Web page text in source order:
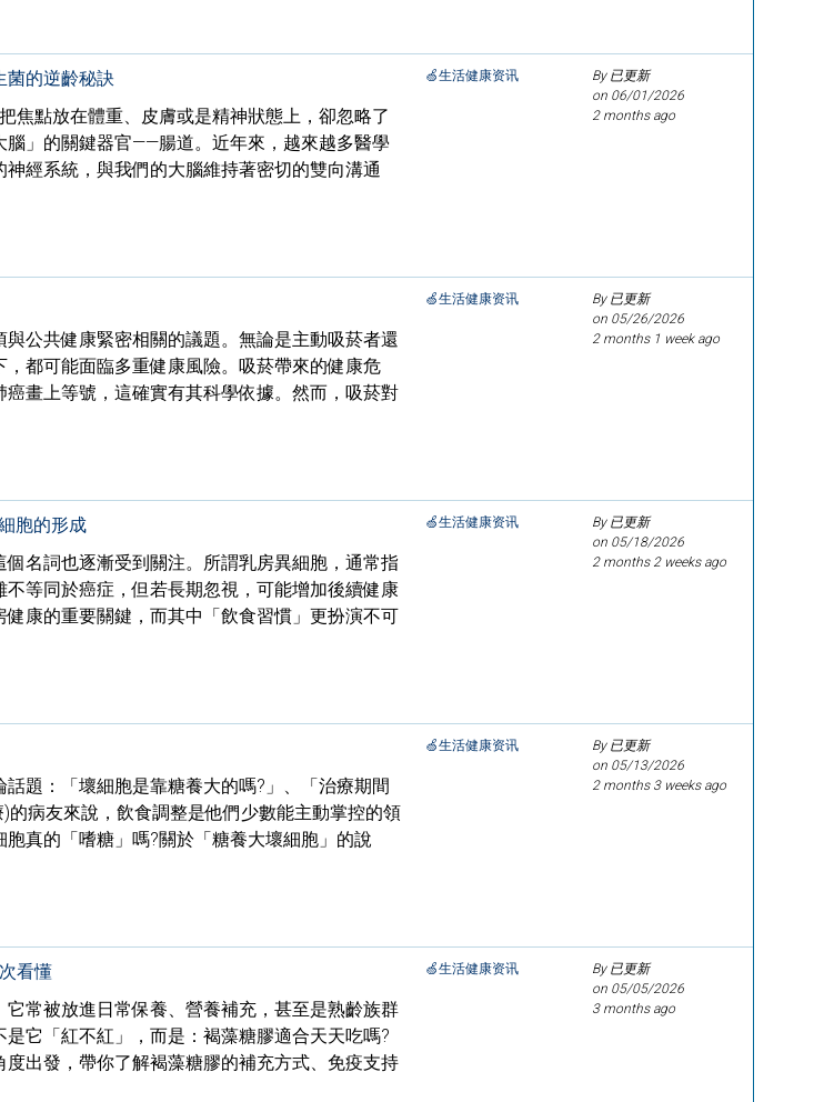
菌的逆齡秘訣
焦點放在體重、皮膚或是精神狀態上，卻忽略了
」的關鍵器官——腸道。近年來，越來越多醫學
經系統，與我們的大腦維持著密切的雙向溝通
🍏生活健康资讯
By 已更新
on 06/01/2026
2 months ago
公共健康緊密相關的議題。無論是主動吸菸者還
都可能面臨多重健康風險。吸菸帶來的健康危
畫上等號，這確實有其科學依據。然而，吸菸對
🍏生活健康资讯
By 已更新
on 05/26/2026
2 months 1 week ago
胞的形成
名詞也逐漸受到關注。所謂乳房異細胞，通常指
等同於癌症，但若長期忽視，可能增加後續健康
康的重要關鍵，而其中「飲食習慣」更扮演不可
🍏生活健康资讯
By 已更新
on 05/18/2026
2 months 2 weeks ago
題：「壞細胞是靠糖養大的嗎?」、「治療期間
病友來說，飲食調整是他們少數能主動掌控的領
真的「嗜糖」嗎?關於「糖養大壞細胞」的說
🍏生活健康资讯
By 已更新
on 05/13/2026
2 months 3 weeks ago
看懂
常被放進日常保養、營養補充，甚至是熟齡族群
它「紅不紅」，而是：褐藻糖膠適合天天吃嗎?
出發，帶你了解褐藻糖膠的補充方式、免疫支持
🍏生活健康资讯
By 已更新
on 05/05/2026
3 months ago